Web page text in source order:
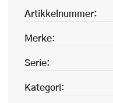
Artikkelnummer:
Merke:
Serie:
Kategori: